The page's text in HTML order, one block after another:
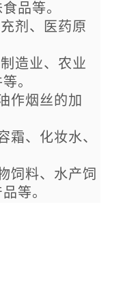
品等。
剂、医药原
造业、农业
。
作烟丝的加
霜、化妆水、
饲料、水产饲
等。